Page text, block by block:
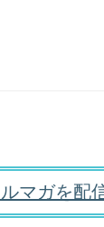
マガを配